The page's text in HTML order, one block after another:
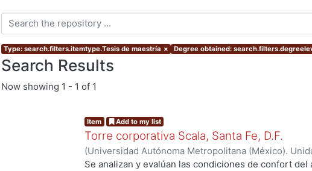
Type: search.filters.itemtype.Tesis de maestría × Degree obtained:
Search Results
Now showing 1 - 1 of 1
Item Add to my list
Torre corporativa Scala, Santa Fe, D.F.
(Universidad Autónoma Metropolitana (México).
de Servicios de Información.,1999)Corro Eguia,
Se analizan y evalúan las condiciones de confort